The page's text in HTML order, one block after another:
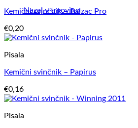
Nazaj v trgovino
Kemični svinčnik – Balzac Pro
€0,20
Pisala
Kemični svinčnik – Papirus
€0,16
Pisala